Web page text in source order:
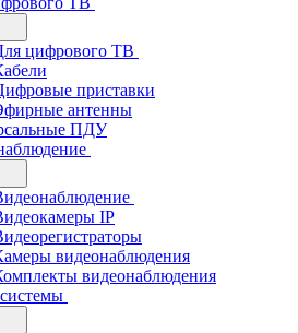
цифрового ТВ
приставки
антенны
ПДУ
IP
видеонаблюдения
видеонаблюдения